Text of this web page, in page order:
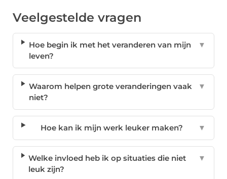
Veelgestelde vragen
Hoe begin ik met het veranderen van mijn
leven?
▼
Waarom helpen grote veranderingen vaak
niet?
▼
Hoe kan ik mijn werk leuker maken? ▼
Welke invloed heb ik op situaties die niet
leuk zijn?
▼